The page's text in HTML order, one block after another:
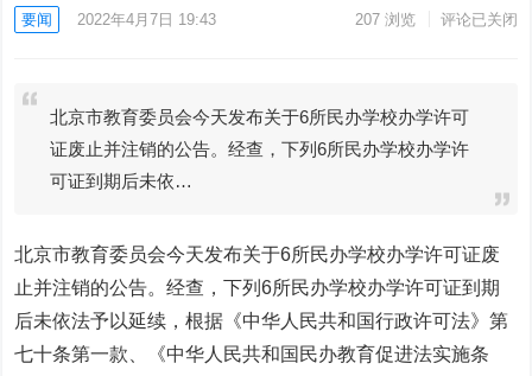
要闻 2022年4月7日 19:43 207浏览 评论已关闭
北京市教育委员会今天发布关于6所民办学校办学许可
证废止并注销的公告。经查，下列6所民办学校办学许
可证到期后未依…
北京市教育委员会今天发布关于6所民办学校办学许可证废
止并注销的公告。经查，下列6所民办学校办学许可证到期
后未依法予以延续，根据《中华人民共和国行政许可法》第
七十条第一款、《中华人民共和国民办教育促进法实施条